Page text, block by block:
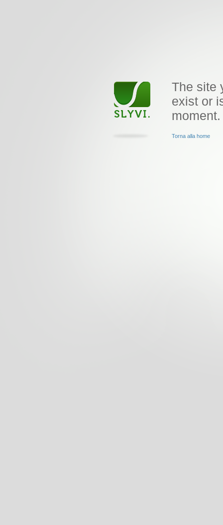
The site
exist or
moment.
Torna alla home